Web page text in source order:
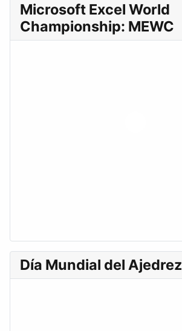
Microsoft Excel World
Championship: MEWC
Día Mundial del Ajedrez